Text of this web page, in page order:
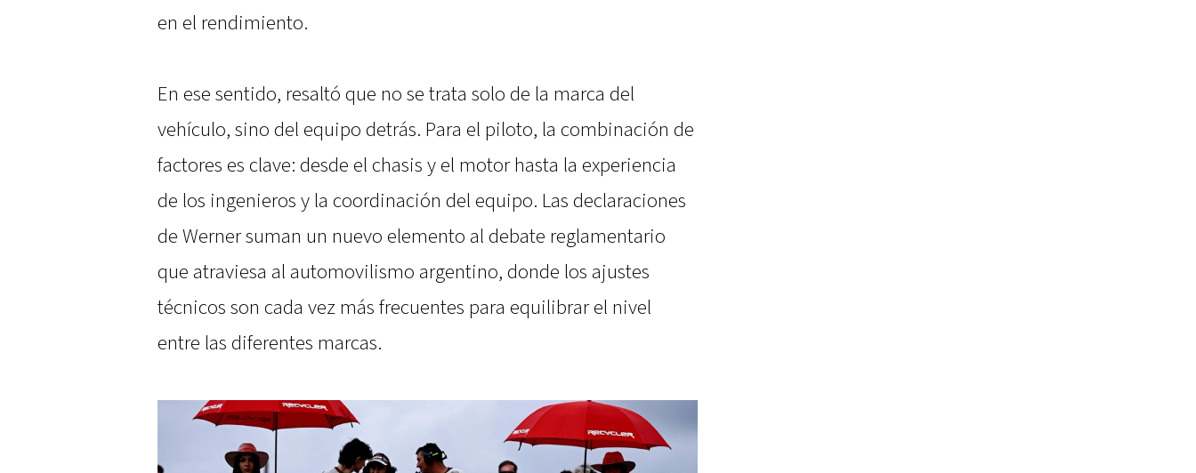
en el rendimiento.
En ese sentido, resaltó que no se trata solo de la marca del
vehículo, sino del equipo detrás. Para el piloto, la combinación de
factores es clave: desde el chasis y el motor hasta la experiencia
de los ingenieros y la coordinación del equipo. Las declaraciones
de Werner suman un nuevo elemento al debate reglamentario
que atraviesa al automovilismo argentino, donde los ajustes
técnicos son cada vez más frecuentes para equilibrar el nivel
entre las diferentes marcas.